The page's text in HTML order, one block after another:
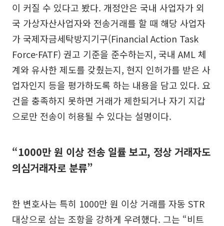
이 커질 수 있다고 봤다. 개정안은 국내 사업자가 외
국 가상자산사업자와 전송거래를 할 때 해당 사업자
가 국제자금세탁방지기구(Financial Action Task
Force·FATF) 권고 기준을 준수하는지, 국내 AML 체
계와 유사한 제도를 갖췄는지, 현지 인허가를 받은 사
업자인지 등을 평가하도록 하는 내용을 담고 있다. 요
건을 충족하지 못하면 거래가 제한되거나 자기 지갑
으로만 전송이 허용될 수 있다는 설명이다.
“1000만 원 이상 전송 일률 보고, 정상 거래자도
의심거래자로 분류”
한 변호사는 특히 1000만 원 이상 거래를 자동 STR
대상으로 삼는 조항을 강하게 우려했다. 그는 “비트